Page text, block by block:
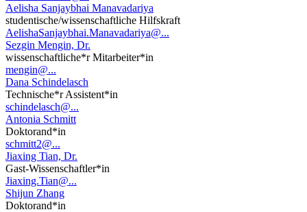
Aelisha Sanjaybhai Manavadariya
studentische/wissenschaftliche Hilfskraft
AelishaSanjaybhai.Manavadariya@...
Sezgin Mengin, Dr.
wissenschaftliche*r Mitarbeiter*in
mengin@...
Dana Schindelasch
Technische*r Assistent*in
schindelasch@...
Antonia Schmitt
Doktorand*in
schmitt2@...
Jiaxing Tian, Dr.
Gast-Wissenschaftler*in
Jiaxing.Tian@...
Shijun Zhang
Doktorand*in